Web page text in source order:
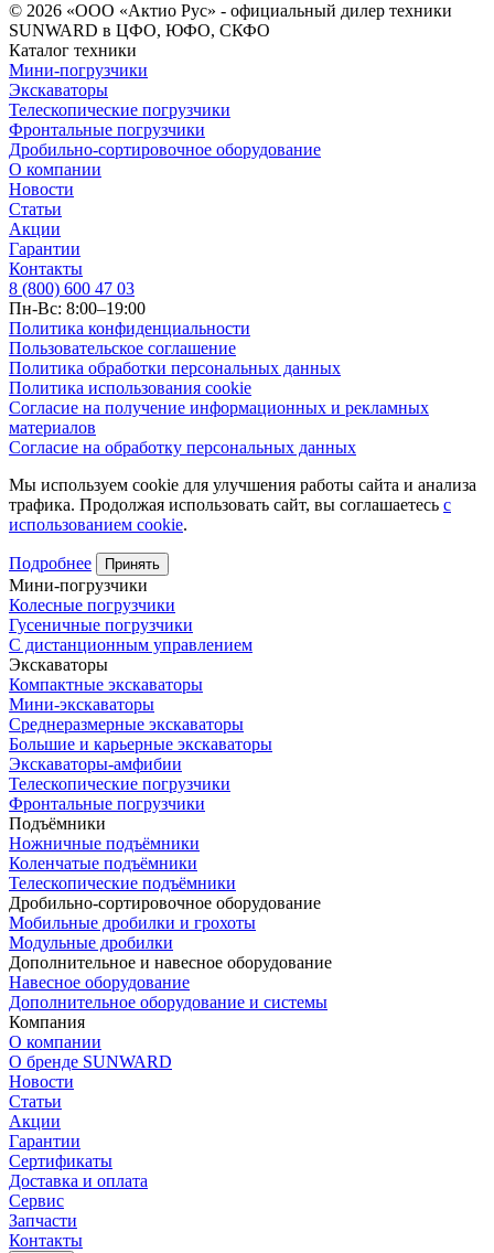
© 2026 «ООО «Актио Рус» - официальный дилер техники
SUNWARD в ЦФО, ЮФО, СКФО
Каталог техники
Мини-погрузчики
Экскаваторы
Телескопические погрузчики
Фронтальные погрузчики
Дробильно-сортировочное оборудование
О компании
Новости
Статьи
Акции
Гарантии
Контакты
8 (800) 600 47 03
Пн-Вс: 8:00–19:00
Политика конфиденциальности
Пользовательское соглашение
Политика обработки персональных данных
Политика использования cookie
Согласие на получение информационных и рекламных
материалов
Согласие на обработку персональных данных
Мы используем cookie для улучшения работы сайта и анализа
трафика. Продолжая использовать сайт, вы соглашаетесь с
использованием cookie.
Подробнее Принять
Мини-погрузчики
Колесные погрузчики
Гусеничные погрузчики
С дистанционным управлением
Экскаваторы
Компактные экскаваторы
Мини-экскаваторы
Среднеразмерные экскаваторы
Большие и карьерные экскаваторы
Экскаваторы-амфибии
Телескопические погрузчики
Фронтальные погрузчики
Подъёмники
Ножничные подъёмники
Коленчатые подъёмники
Телескопические подъёмники
Дробильно-сортировочное оборудование
Мобильные дробилки и грохоты
Модульные дробилки
Дополнительное и навесное оборудование
Навесное оборудование
Дополнительное оборудование и системы
Компания
О компании
О бренде SUNWARD
Новости
Статьи
Акции
Гарантии
Сертификаты
Доставка и оплата
Сервис
Запчасти
Контакты